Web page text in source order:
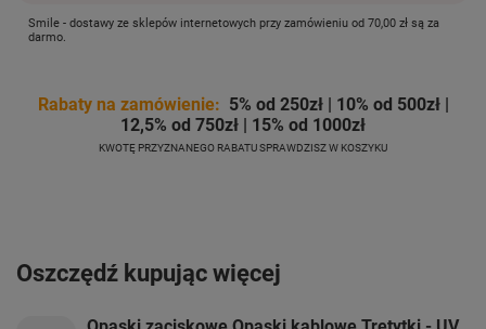
Smile - dostawy ze sklepów internetowych przy zamówieniu od 70,00 zł są za
darmo.
Rabaty na zamówienie: 5% od 250zł | 10% od 500zł |
12,5% od 750zł | 15% od 1000zł
KWOTĘ PRZYZNANEGO RABATU SPRAWDZISZ W KOSZYKU
Oszczędź kupując więcej